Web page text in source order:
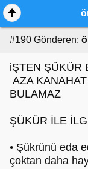
#190 Gönderen:
iŞTEN ŞÜKÜR
AZA
BULAMAZ
ŞÜKÜR İLE
• Şükrünü eda
çoktan daha